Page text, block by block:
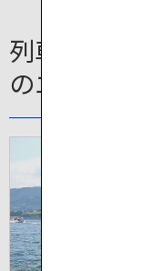
列車沿線
のエリアや